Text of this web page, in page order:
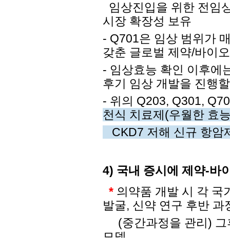
임상진입을 위한 전임
시장 확장성 보유
- Q701은 임상 범위가
갖춘 글로벌 제약/바이
- 임상효능 확인 이후에
후기 임상 개발을 진행
- 위의 Q203, Q301,
천식 치료제(우월한 효
CKD7 저해 신규 항암
4) 국내 증시에 제약-바
* 의약품 개발 시 각 국
발굴, 신약 연구 후반
(중간과정을 관리) 그